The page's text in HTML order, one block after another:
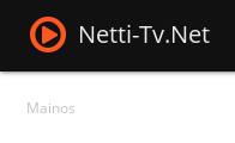
Netti-Tv.Net
Mainos